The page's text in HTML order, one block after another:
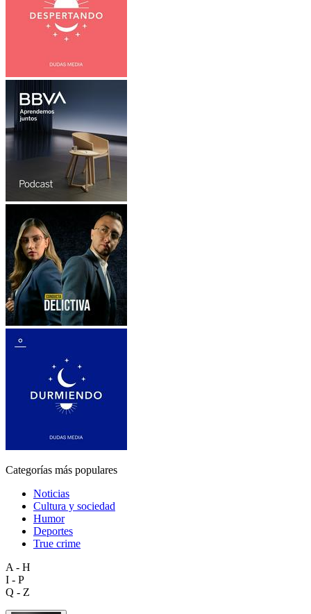
Categorías más populares
Noticias
Cultura y sociedad
Humor
Deportes
True crime
A - H
I - P
Q - Z